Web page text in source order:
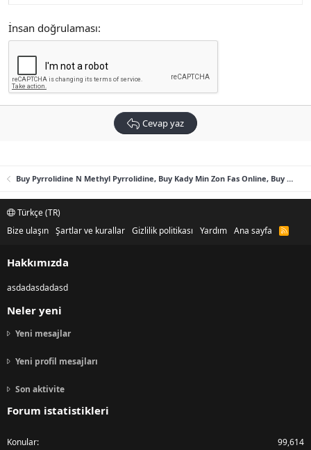
İnsan doğrulaması
Cevap yaz
Buy Pyrrolidine N Methyl Pyrrolidine, Buy Kady Min Zon Fas Online, Buy Benzyl Methyl Ketone (B-M-K), Buy Gamma Butyrolactone (GBL) Online
Türkçe (TR)
Bize ulaşın Şartlar ve kurallar Gizlilik politikası Yardım Ana sayfa
R
Hakkımızda
asdadasdadasd
Neler yeni
Yeni mesajlar
Yeni profil mesajları
Son aktivite
Forum istatistikleri
Konular 99,614